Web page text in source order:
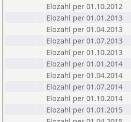
Elozahl per 01.10.2012
Elozahl per 01.01.2013
Elozahl per 01.04.2013
Elozahl per 01.07.2013
Elozahl per 01.10.2013
Elozahl per 01.01.2014
Elozahl per 01.04.2014
Elozahl per 01.07.2014
Elozahl per 01.10.2014
Elozahl per 01.01.2015